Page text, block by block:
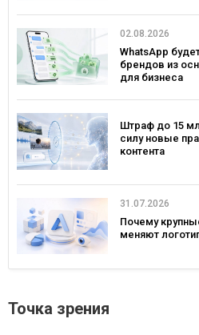
02.08.2026
WhatsApp
брендов из
для бизнеса
Штраф до 15
силу новые
контента
31.07.2026
Почему
меняют
Точка зрения